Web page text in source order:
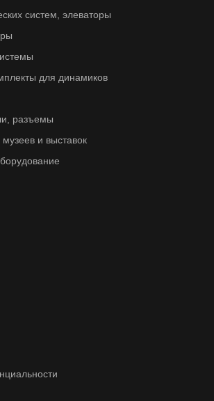
систем, элеваторы
для динамиков
разъемы
и выставок